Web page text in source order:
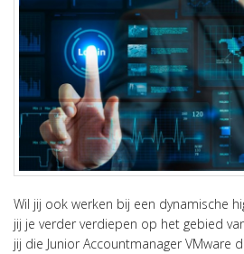
Wil jij ook werken bij een dynamische
jij je verder verdiepen op het gebied
jij die Junior Accountmanager VMware